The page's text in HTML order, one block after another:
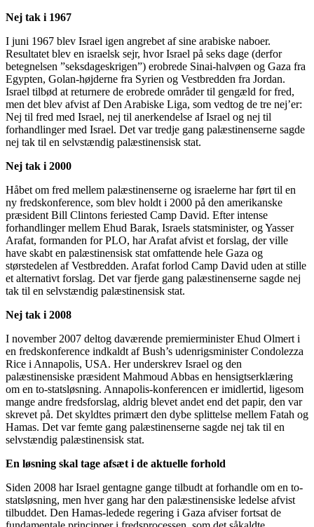
Nej tak i 1967
I juni 1967 blev Israel igen angrebet af sine arabiske naboer.
Resultatet blev en israelsk sejr, hvor Israel på seks dage (derfor
betegnelsen ”seksdageskrigen”) erobrede Sinai-halvøen og Gaza fra
Egypten, Golan-højderne fra Syrien og Vestbredden fra Jordan.
Israel tilbød at returnere de erobrede områder til gengæld for fred,
men det blev afvist af Den Arabiske Liga, som vedtog de tre nej’er:
Nej til fred med Israel, nej til anerkendelse af Israel og nej til
forhandlinger med Israel. Det var tredje gang palæstinenserne sagde
nej tak til en selvstændig palæstinensisk stat.
Nej tak i 2000
Håbet om fred mellem palæstinenserne og israelerne har ført til en
ny fredskonference, som blev holdt i 2000 på den amerikanske
præsident Bill Clintons feriested Camp David. Efter intense
forhandlinger mellem Ehud Barak, Israels statsminister, og Yasser
Arafat, formanden for PLO, har Arafat afvist et forslag, der ville
have skabt en palæstinensisk stat omfattende hele Gaza og
størstedelen af Vestbredden. Arafat forlod Camp David uden at stille
et alternativt forslag. Det var fjerde gang palæstinenserne sagde nej
tak til en selvstændig palæstinensisk stat.
Nej tak i 2008
I november 2007 deltog daværende premierminister Ehud Olmert i
en fredskonference indkaldt af Bush’s udenrigsminister Condolezza
Rice i Annapolis, USA. Her underskrev Israel og den
palæstinensiske præsident Mahmoud Abbas en hensigtserklæring
om en to-statsløsning. Annapolis-konferencen er imidlertid, ligesom
mange andre fredsforslag, aldrig blevet andet end det papir, den var
skrevet på. Det skyldtes primært den dybe splittelse mellem Fatah og
Hamas. Det var femte gang palæstinenserne sagde nej tak til en
selvstændig palæstinensisk stat.
En løsning skal tage afsæt i de aktuelle forhold
Siden 2008 har Israel gentagne gange tilbudt at forhandle om en to-
statsløsning, men hver gang har den palæstinensiske ledelse afvist
tilbuddet. Den Hamas-ledede regering i Gaza afviser fortsat de